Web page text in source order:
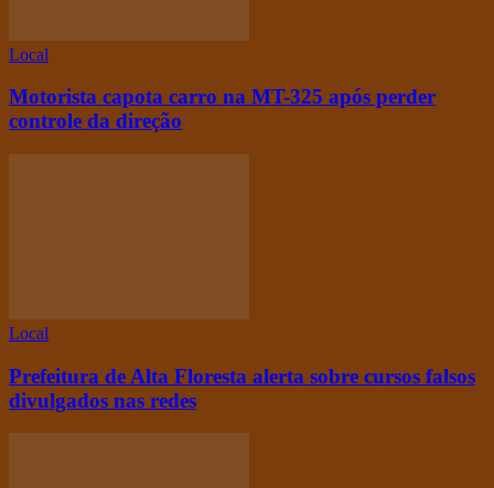
Local
Motorista capota carro na MT-325 após perder
controle da direção
Local
Prefeitura de Alta Floresta alerta sobre cursos falsos
divulgados nas redes